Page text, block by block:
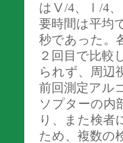
はⅤ/4、Ⅰ /4
要時間は平均
秒であった。
２回目で比
られず、周辺
前回測定アル
ソプターの内
り、また検者
ため、複数の